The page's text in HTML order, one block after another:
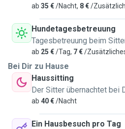
ab 35 €/Nacht, 8 €/
Hundetagesbetreuung
Tagesbetreuung beim
ab 25 €/Tag, 7 €/
Bei Dir zu Hause
Haussitting
Der Sitter übernachtet bei
ab 40 €/Nacht
Ein Hausbesuch pro Tag